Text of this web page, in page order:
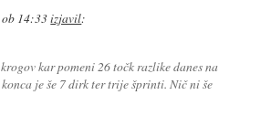
ob 14:33izjavil:
kar pomeni 26 točk razlike danes na
je še 7 dirk ter trije šprinti. Nič ni še